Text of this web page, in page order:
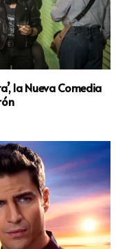
la Nueva Comedia